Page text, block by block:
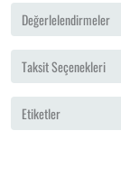
Değerlelendirmeler
Taksit Seçenekleri
Etiketler